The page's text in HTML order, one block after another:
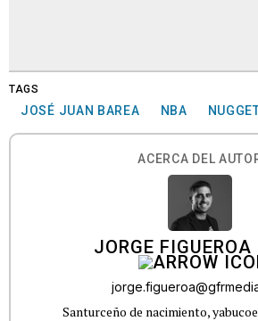
TAGS
JOSÉ JUAN BAREA NBA
ACERCA DEL
JORGE
Santurceño de nacimiento,